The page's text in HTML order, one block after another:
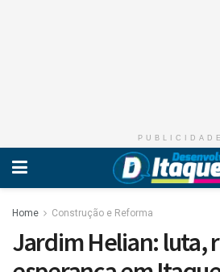
PUBLICIDADE
Home Construção e Reforma
Jardim Helian: luta,